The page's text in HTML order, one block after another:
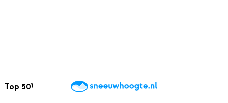
Top 50Webcams WintersportweerKaarten